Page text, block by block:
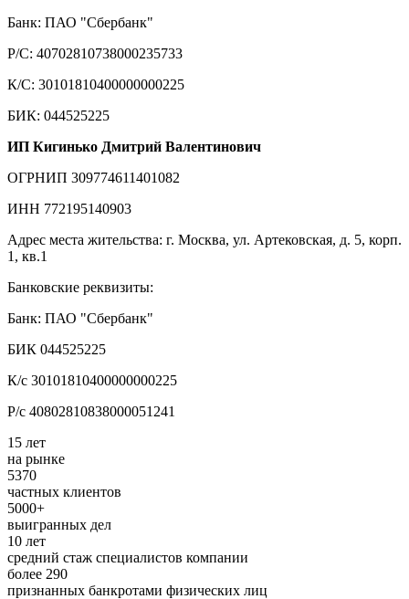
Банк: ПАО "Сбербанк"
Р/С: 40702810738000235733
К/С: 30101810400000000225
БИК: 044525225
ИП Кигинько Дмитрий Валентинович
ОГРНИП 309774611401082
ИНН 772195140903
Адрес места жительства: г. Москва, ул. Артековская, д. 5, корп.
1, кв.1
Банковские реквизиты:
Банк: ПАО "Сбербанк"
БИК 044525225
К/с 30101810400000000225
Р/с 40802810838000051241
15 лет
на рынке
5370
частных клиентов
5000+
выигранных дел
10 лет
средний стаж специалистов компании
более 290
признанных банкротами физических лиц